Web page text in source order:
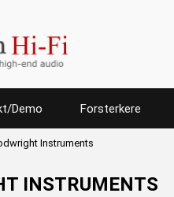
Demo Forsterkere
Instruments
INSTRUMENTS